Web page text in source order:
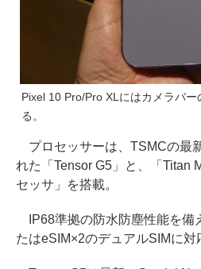
Pixel 10 Pro/Pro XLにはカメラバ
る。
プロセッサーは、TSMCの最
れた「Tensor G5」と、「Titan
セッサ」を搭載。
IP68準拠の防水防塵性能を備
たはeSIM×2のデュアルSIMに対